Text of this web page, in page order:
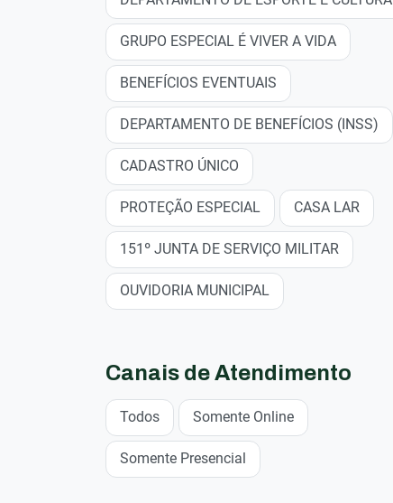
GRUPO ESPECIAL É VIVER A VIDA
BENEFÍCIOS EVENTUAIS
DEPARTAMENTO DE BENEFÍCIOS (INSS)
CADASTRO ÚNICO
PROTEÇÃO ESPECIAL CASA LAR
151º JUNTA DE SERVIÇO MILITAR
OUVIDORIA MUNICIPAL
Canais de Atendimento
Todos Somente Online
Somente Presencial